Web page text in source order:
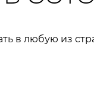
в любую из